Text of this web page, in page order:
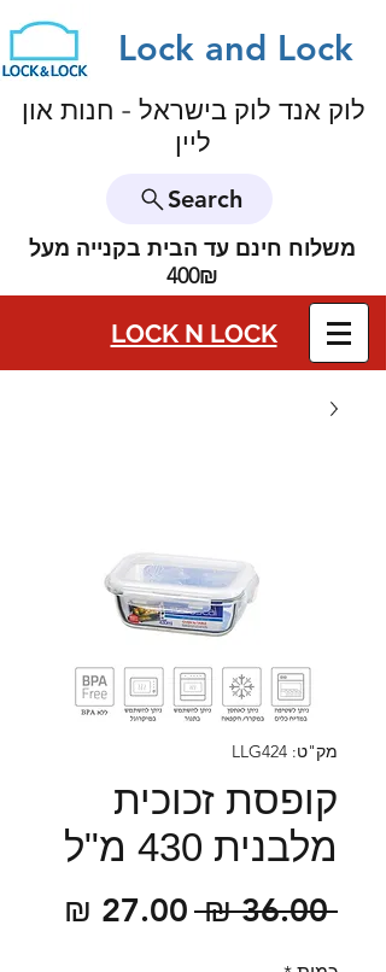
Lock and Lock
לוק אנד לוק בישראל - חנות און
ליין
Search
משלוח חינם עד הבית בקנייה מעל
400₪
LOCK N LOCK
מק"ט: LLG424
קופסת זכוכית
מלבנית 430 מ"ל
‏36.00 ‏₪
מחיר